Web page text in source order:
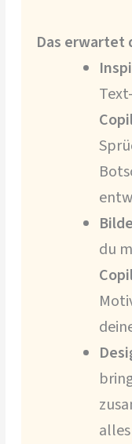
Das erwartet
du